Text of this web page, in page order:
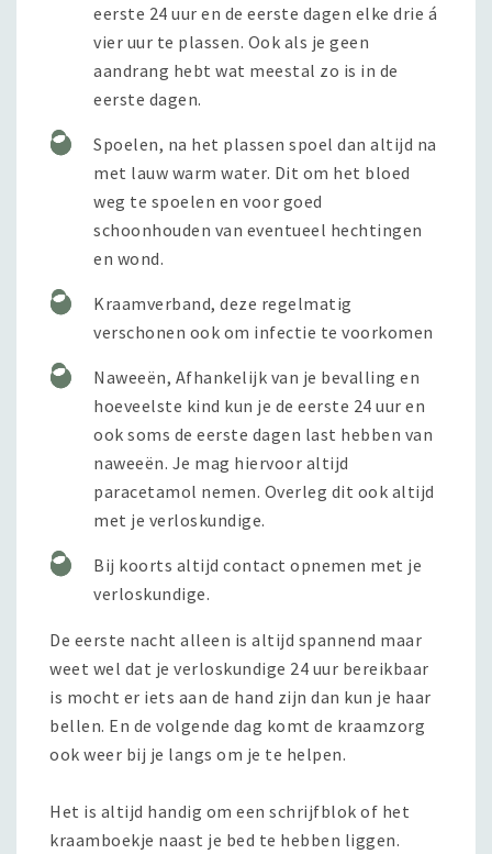
eerste 24 uur en de eerste dagen elke drie á
vier uur te plassen. Ook als je geen
aandrang hebt wat meestal zo is in de
eerste dagen.
Spoelen, na het plassen spoel dan altijd na
met lauw warm water. Dit om het bloed
weg te spoelen en voor goed
schoonhouden van eventueel hechtingen
en wond.
Kraamverband, deze regelmatig
verschonen ook om infectie te voorkomen
Naweeën, Afhankelijk van je bevalling en
hoeveelste kind kun je de eerste 24 uur en
ook soms de eerste dagen last hebben van
naweeën. Je mag hiervoor altijd
paracetamol nemen. Overleg dit ook altijd
met je verloskundige.
Bij koorts altijd contact opnemen met je
verloskundige.
De eerste nacht alleen is altijd spannend maar
weet wel dat je verloskundige 24 uur bereikbaar
is mocht er iets aan de hand zijn dan kun je haar
bellen. En de volgende dag komt de kraamzorg
ook weer bij je langs om je te helpen.
Het is altijd handig om een schrijfblok of het
kraamboekje naast je bed te hebben liggen.